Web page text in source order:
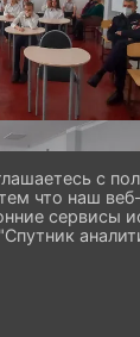
с
что наш
сервисы